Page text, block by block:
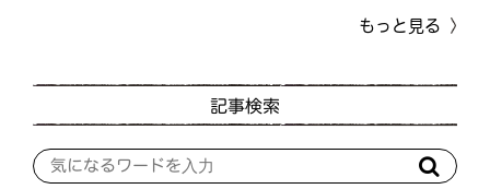
もっと見る
記事検索